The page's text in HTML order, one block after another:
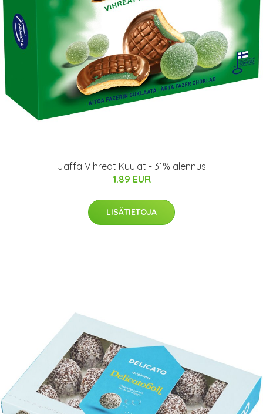
Jaffa Vihreät Kuulat - 31% alennus
1.89 EUR
LISÄTIETOJA